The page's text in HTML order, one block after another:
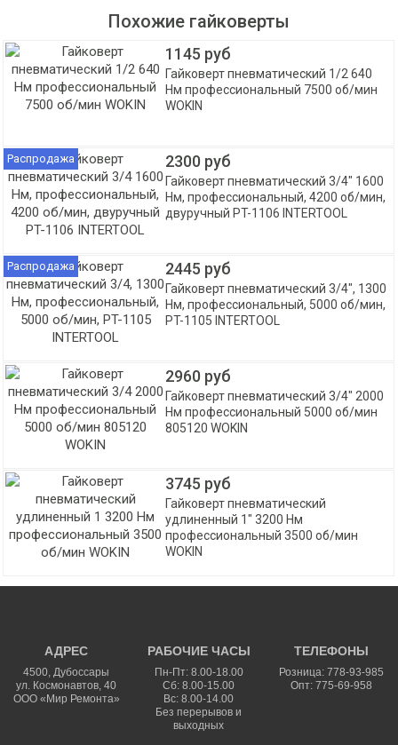
Похожие гайковерты
1145 руб
Гайковерт пневматический 1/2 640
Нм профессиональный 7500 об/мин
WOKIN
Распродажа 2300 руб
Гайковерт пневматический 3/4" 1600
Нм, профессиональный, 4200 об/мин,
двуручный PT-1106 INTERTOOL
Распродажа 2445 руб
Гайковерт пневматический 3/4", 1300
Нм, профессиональный, 5000 об/мин,
PT-1105 INTERTOOL
2960 руб
Гайковерт пневматический 3/4" 2000
Нм профессиональный 5000 об/мин
805120 WOKIN
3745 руб
Гайковерт пневматический
удлиненный 1" 3200 Нм
профессиональный 3500 об/мин
WOKIN
АДРЕС
4500,Дубоссары
ул. Космонавтов, 40
ООО «Мир Ремонта»
РАБОЧИЕ ЧАСЫ
Пн-Пт: 8.00-18.00
Сб: 8.00-15.00
Вс: 8.00-14.00
Без перерывов и
выходных
ТЕЛЕФОНЫ
Розница: 778-93-985
Опт: 775-69-958